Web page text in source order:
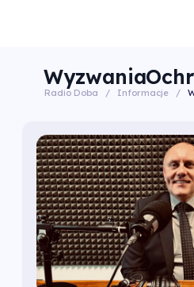
Radio Doba / Informacje /